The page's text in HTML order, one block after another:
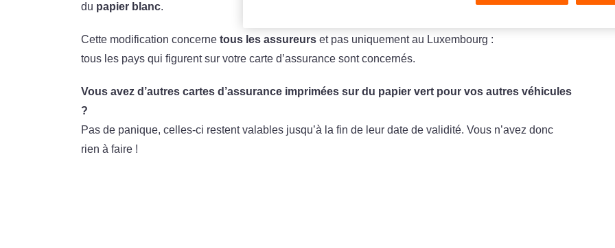
du papier blanc.
Cette modification concerne tous les assureurs et pas uniquement au Luxembourg :
tous les pays qui figurent sur votre carte d’assurance sont concernés.
Vous avez d’autres cartes d’assurance imprimées sur du papier vert pour vos autres véhicules
?
Pas de panique, celles-ci restent valables jusqu’à la fin de leur date de validité. Vous n’avez donc
rien à faire !